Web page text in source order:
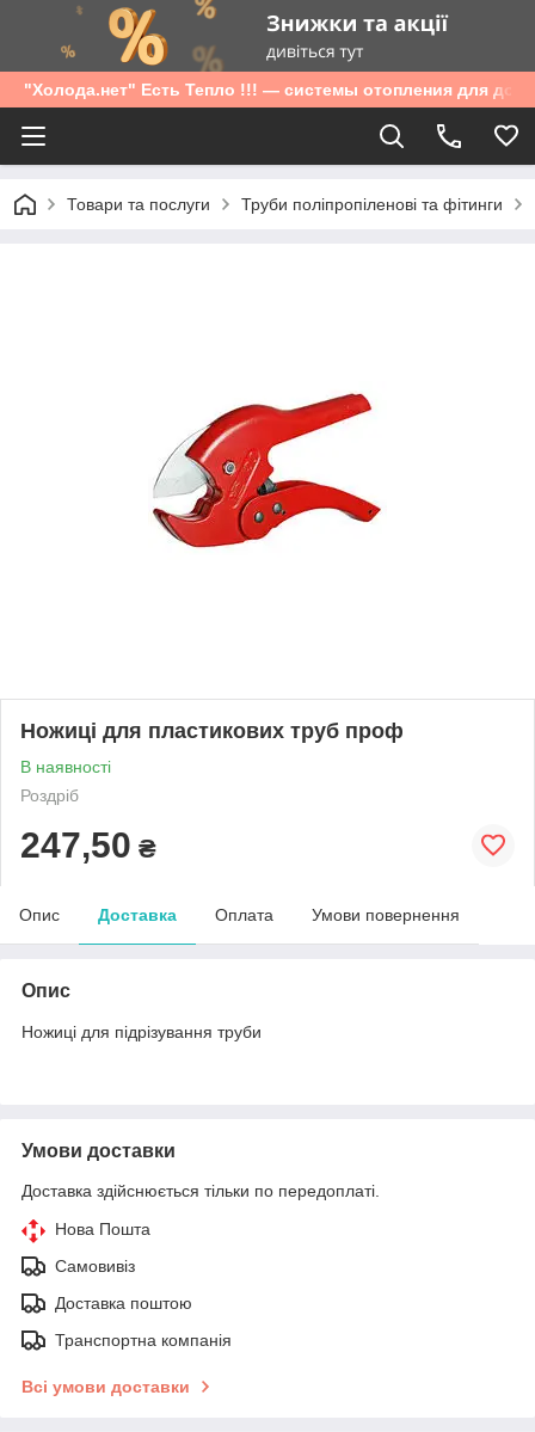
"Холода.нет" Есть Тепло !!! — системы отопления для дома
Товари та послуги Труби поліпропіленові та фітинги
Ножиці для пластикових труб проф
В наявності
Роздріб
247,50 ₴
Опис Доставка Оплата Умови повернення
Опис
Ножиці для підрізування труби
Умови доставки
Доставка здійснюється тільки по передоплаті.
Нова Пошта
Самовивіз
Доставка поштою
Транспортна компанія
Всі умови доставки